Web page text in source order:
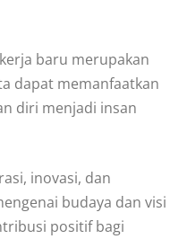
baru merupakan
dapat memanfaatkan
diri menjadi insan
inovasi, dan
budaya dan visi
positif bagi